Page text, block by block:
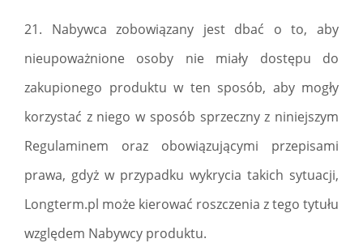
21. Nabywca zobowiązany jest dbać o to, aby
nieupoważnione osoby nie miały dostępu do
zakupionego produktu w ten sposób, aby mogły
korzystać z niego w sposób sprzeczny z niniejszym
Regulaminem oraz obowiązującymi przepisami
prawa, gdyż w przypadku wykrycia takich sytuacji,
Longterm.pl może kierować roszczenia z tego tytułu
względem Nabywcy produktu.